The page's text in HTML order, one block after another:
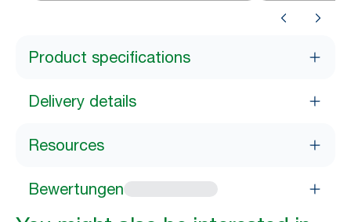
Product specifications
Delivery details
Resources
Bewertungen